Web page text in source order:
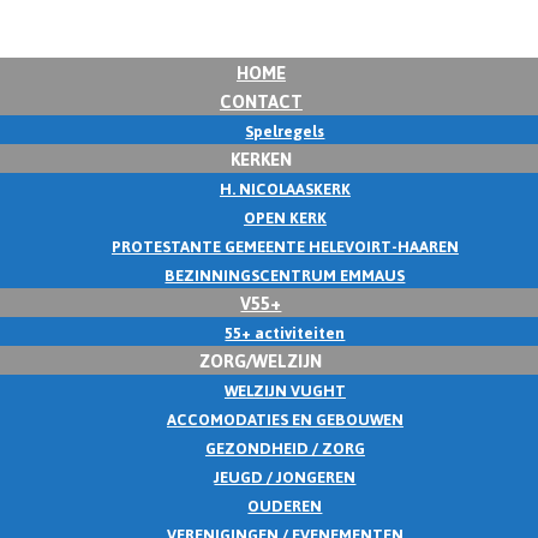
HOME
CONTACT
Spelregels
KERKEN
H. NICOLAASKERK
OPEN KERK
PROTESTANTE GEMEENTE HELEVOIRT-HAAREN
BEZINNINGSCENTRUM EMMAUS
V55+
55+ activiteiten
ZORG/WELZIJN
WELZIJN VUGHT
ACCOMODATIES EN GEBOUWEN
GEZONDHEID / ZORG
JEUGD / JONGEREN
OUDEREN